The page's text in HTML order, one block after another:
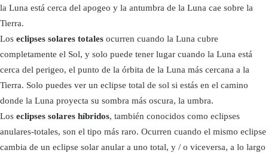
la Luna está cerca del apogeo y la antumbra de la Luna cae sobre la
Tierra.
Los eclipses solares totales ocurren cuando la Luna cubre
completamente el Sol, y solo puede tener lugar cuando la Luna está
cerca del perigeo, el punto de la órbita de la Luna más cercana a la
Tierra. Solo puedes ver un eclipse total de sol si estás en el camino
donde la Luna proyecta su sombra más oscura, la umbra.
Los eclipses solares híbridos, también conocidos como eclipses
anulares-totales, son el tipo más raro. Ocurren cuando el mismo eclipse
cambia de un eclipse solar anular a uno total, y / o viceversa, a lo largo